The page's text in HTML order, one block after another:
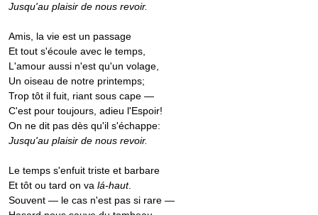
Jusqu'au plaisir de nous revoir.
Amis, la vie est un passage
Et tout s'écoule avec le temps,
L'amour aussi n'est qu'un volage,
Un oiseau de notre printemps;
Trop tôt il fuit, riant sous cape —
C'est pour toujours, adieu l'Espoir!
On ne dit pas dès qu'il s'échappe:
Jusqu'au plaisir de nous revoir.
Le temps s'enfuit triste et barbare
Et tôt ou tard on va lá-haut.
Souvent — le cas n'est pas si rare —